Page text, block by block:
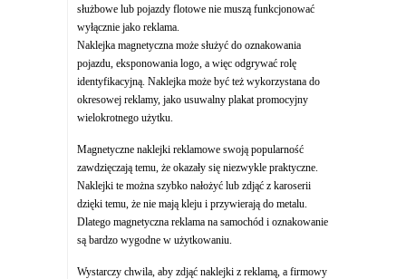
służbowe lub pojazdy flotowe nie muszą funkcjonować
wyłącznie jako reklama.
Naklejka magnetyczna może służyć do oznakowania
pojazdu, eksponowania logo, a więc odgrywać rolę
identyfikacyjną. Naklejka może być też wykorzystana do
okresowej reklamy, jako usuwalny plakat promocyjny
wielokrotnego użytku.
Magnetyczne naklejki reklamowe swoją popularność
zawdzięczają temu, że okazały się niezwykle praktyczne.
Naklejki te można szybko nałożyć lub zdjąć z karoserii
dzięki temu, że nie mają kleju i przywierają do metalu.
Dlatego magnetyczna reklama na samochód i oznakowanie
są bardzo wygodne w użytkowaniu.
Wystarczy chwila, aby zdjąć naklejki z reklamą, a firmowy